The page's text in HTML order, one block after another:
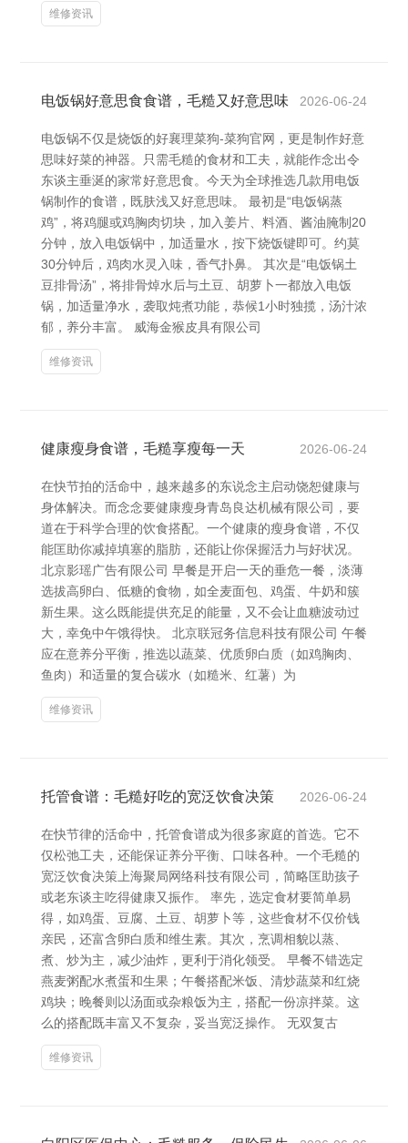
维修资讯
电饭锅好意思食食谱，毛糙又好意思味 2026-06-24
电饭锅不仅是烧饭的好襄理菜狗-菜狗官网，更是制作好意
思味好菜的神器。只需毛糙的食材和工夫，就能作念出令
东谈主垂涎的家常好意思食。今天为全球推选几款用电饭
锅制作的食谱，既肤浅又好意思味。 最初是“电饭锅蒸
鸡”，将鸡腿或鸡胸肉切块，加入姜片、料酒、酱油腌制20
分钟，放入电饭锅中，加适量水，按下烧饭键即可。约莫
30分钟后，鸡肉水灵入味，香气扑鼻。 其次是“电饭锅土
豆排骨汤”，将排骨焯水后与土豆、胡萝卜一都放入电饭
锅，加适量净水，袭取炖煮功能，恭候1小时独揽，汤汁浓
郁，养分丰富。 威海金猴皮具有限公司
维修资讯
健康瘦身食谱，毛糙享瘦每一天 2026-06-24
在快节拍的活命中，越来越多的东说念主启动饶恕健康与
身体解决。而念念要健康瘦身青岛良达机械有限公司，要
道在于科学合理的饮食搭配。一个健康的瘦身食谱，不仅
能匡助你减掉填塞的脂肪，还能让你保握活力与好状况。
北京影瑶广告有限公司 早餐是开启一天的垂危一餐，淡薄
选拔高卵白、低糖的食物，如全麦面包、鸡蛋、牛奶和簇
新生果。这么既能提供充足的能量，又不会让血糖波动过
大，幸免中午饿得快。 北京联冠务信息科技有限公司 午餐
应在意养分平衡，推选以蔬菜、优质卵白质（如鸡胸肉、
鱼肉）和适量的复合碳水（如糙米、红薯）为
维修资讯
托管食谱：毛糙好吃的宽泛饮食决策 2026-06-24
在快节律的活命中，托管食谱成为很多家庭的首选。它不
仅松弛工夫，还能保证养分平衡、口味各种。一个毛糙的
宽泛饮食决策上海聚局网络科技有限公司，简略匡助孩子
或老东谈主吃得健康又振作。 率先，选定食材要简单易
得，如鸡蛋、豆腐、土豆、胡萝卜等，这些食材不仅价钱
亲民，还富含卵白质和维生素。其次，烹调相貌以蒸、
煮、炒为主，减少油炸，更利于消化领受。 早餐不错选定
燕麦粥配水煮蛋和生果；午餐搭配米饭、清炒蔬菜和红烧
鸡块；晚餐则以汤面或杂粮饭为主，搭配一份凉拌菜。这
么的搭配既丰富又不复杂，妥当宽泛操作。 无双复古
维修资讯